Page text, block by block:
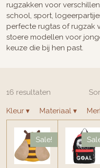
rugzakken voor
school, sport,
perfecte rugtas of rugzak
stoere modellen voor
keuze die bij hen past.
16 resultaten
Kleur ▾ Materiaal ▾
Sale!